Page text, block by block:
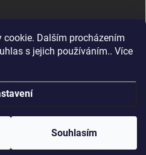
Dalším procházením
s jejich používáním.. Více
Souhlasím
Vytvořil Shoptet
. Všechna práva vyhrazena.